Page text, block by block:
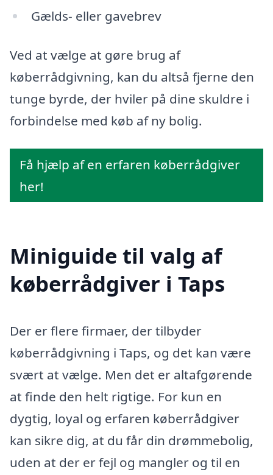
Gælds- eller gavebrev
Ved at vælge at gøre brug af
køberrådgivning, kan du altså fjerne den
tunge byrde, der hviler på dine skuldre i
forbindelse med køb af ny bolig.
Få hjælp af en erfaren køberrådgiver
her!
Miniguide til valg af
køberrådgiver i Taps
Der er flere firmaer, der tilbyder
køberrådgivning i Taps, og det kan være
svært at vælge. Men det er altafgørende
at finde den helt rigtige. For kun en
dygtig, loyal og erfaren køberrådgiver
kan sikre dig, at du får din drømmebolig,
uden at der er fejl og mangler og til en